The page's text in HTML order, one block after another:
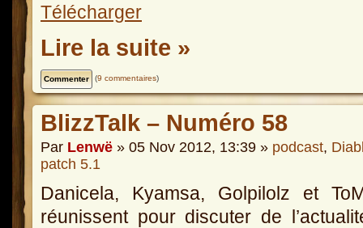
Télécharger
Lire la suite »
(9 commentaires)
BlizzTalk – Numéro 58
Par Lenwë » 05 Nov 2012, 13:39 » podcast,
patch 5.1
Danicela, Kyamsa, Golpilolz et
réunissent pour discuter de